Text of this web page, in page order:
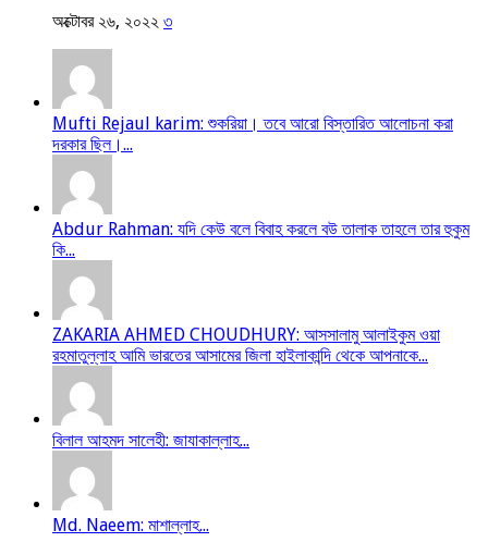
অক্টোবর ২৬, ২০২২ ৩
Mufti Rejaul karim: শুকরিয়া। তবে আরো বিস্তারিত আলোচনা করা
দরকার ছিল।...
Abdur Rahman: যদি কেউ বলে বিবাহ করলে বউ তালাক তাহলে তার হুকুম
কি...
ZAKARIA AHMED CHOUDHURY: আসসালামু আলাইকুম ওয়া
রহমাতুল্লাহ আমি ভারতের আসামের জিলা হাইলাকান্দি থেকে আপনাকে...
বিলাল আহমদ সালেহী: জাযাকাল্লাহ...
Md. Naeem: মাশাল্লাহ...